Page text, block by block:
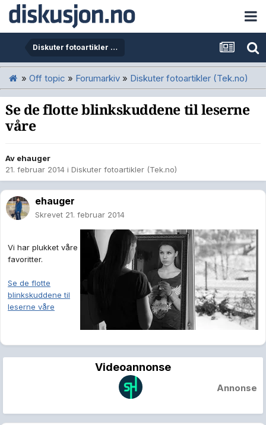
Diskuter fotoartikler (Tek.no)
» Off topic » Forumarkiv » Diskuter fotoartikler (Tek.no)
Se de flotte blinkskuddene til leserne
våre
Av ehauger
21. februar 2014 i Diskuter fotoartikler (Tek.no)
ehauger
Skrevet 21. februar 2014
Vi har plukket våre
favoritter.
Se de flotte
blinkskuddene til
leserne våre
Videoannonse
Annonse